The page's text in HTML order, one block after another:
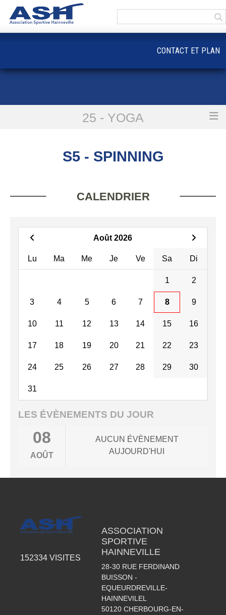
25 - YOGA
S5 - Spinning
S5 - SPINNING
CALENDRIER
Août 2026
Lu Ma Me Je Ve Sa Di
1 2
3 4 5 6 7 8 9
10 11 12 13 14 15 16
17 18 19 20 21 22 23
24 25 26 27 28 29 30
31
LES ÉVÈNEMENTS DU JOUR
08
AOÛT
AUCUN ÉVÈNEMENT
AUJOURD'HUI
CONTACT ET PLAN
152334 VISITES
ASSOCIATION
SPORTIVE
HAINNEVILLE
28-30 RUE FERDINAND
BUISSON -
EQUEURDREVILLE-
HAINNEVILEL
50120 CHERBOURG-EN-
Panneau de gestion des cookies